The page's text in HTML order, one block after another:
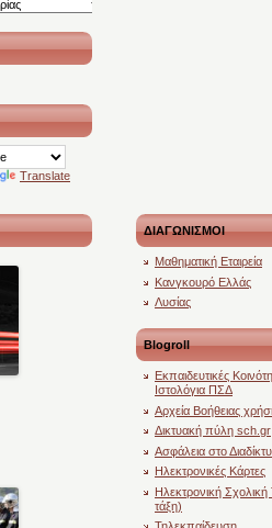
Translate
ΔΙΑΓΩΝΙΣΜΟΙ
Μαθηματική Εταιρεία
Κανγκουρό Ελλάς
Λυσίας
Blogroll
Εκπαιδευτικές
Ιστολόγια ΠΣΔ
Αρχεία Βοήθειας
Δικτυακή πύλη sch.gr
Ασφάλεια στο
Ηλεκτρονικές Κάρτες
Ηλεκτρονική
τάξη)